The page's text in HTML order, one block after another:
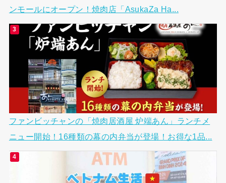
ンモールにオープン！焼肉店「AsukaZa Ha...
ファンビッチャンの「焼肉居酒屋 炉端あん」ランチメ
ニュー開始！16種類の幕の内弁当が登場！お得な1品...